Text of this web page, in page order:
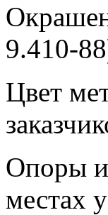
9.410-
Цвет
Опоры и
местах